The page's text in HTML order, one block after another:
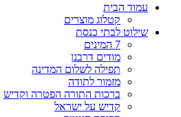
עמוד הבית
קטלוג מוצרים
שילוט לבתי כנסת
7 המינים
מודים דרבנן
תפילה לשלום המדינה
מזמור לתודה
ברכות התורה הפטרה וקדיש
קדיש על ישראל